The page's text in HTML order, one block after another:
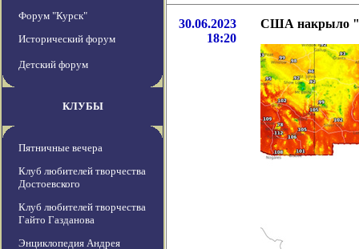
Форум "Курск"
Исторический форум
Детский форум
КЛУБЫ
Пятничные вечера
Клуб любителей творчества
Достоевского
Клуб любителей творчества
Гайто Газданова
Энциклопедия Андрея
30.06.2023
18:20
США накрыло